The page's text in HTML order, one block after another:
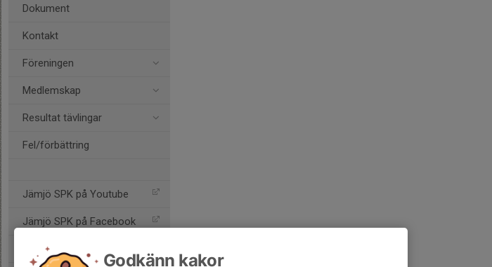
Dokument
Kontakt
Föreningen
Medlemskap
Resultat tävlingar
Fel/förbättring
Jämjö SPK på Youtube
Jämjö SPK på Facebook
Jämjö SPK på Instagram
Godkänn kakor